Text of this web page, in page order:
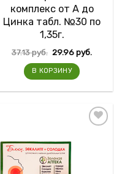
комплекс от А до
Цинка табл. №30 по
1,35г.
37.13руб. 29.96руб.
В КОРЗИНУ